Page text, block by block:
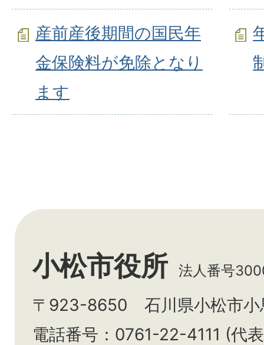
産前産後期間の国民年
金保険料が免除となり
ます
小松市役所 法人番号
〒923-8650 石川県小松市小
電話番号：0761-22-4111 (代